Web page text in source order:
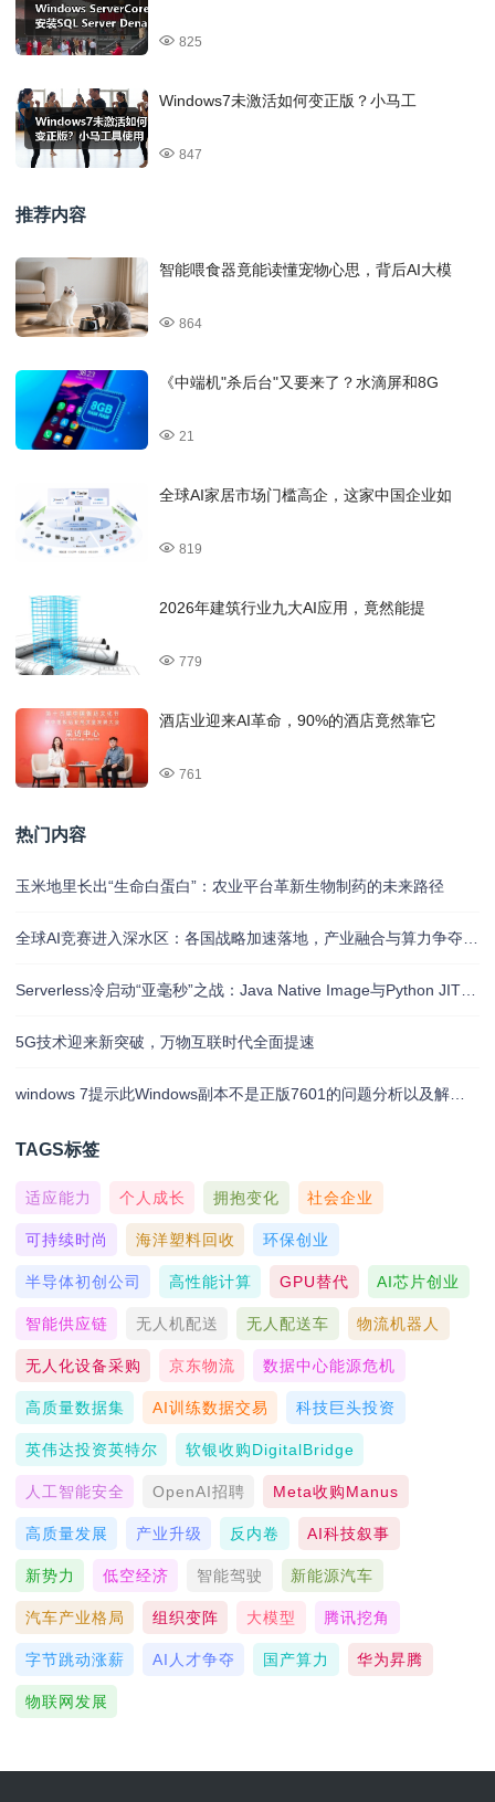
825
Windows7未激活如何变正版？小马工
847
推荐内容
智能喂食器竟能读懂宠物心思，背后AI大模
864
《中端机"杀后台"又要来了？水滴屏和8G
21
全球AI家居市场门槛高企，这家中国企业如
819
2026年建筑行业九大AI应用，竟然能提
779
酒店业迎来AI革命，90%的酒店竟然靠它
761
热门内容
玉米地里长出“生命白蛋白”：农业平台革新生物制药的未来路径
5G技术迎来新突破，万物互联时代全面提速
TAGS标签
适应能力 个人成长 拥抱变化 社会企业
可持续时尚 海洋塑料回收 环保创业
半导体初创公司 高性能计算 GPU替代 AI芯片创业
智能供应链 无人机配送 无人配送车 物流机器人
无人化设备采购 京东物流 数据中心能源危机
高质量数据集 AI训练数据交易 科技巨头投资
英伟达投资英特尔 软银收购DigitalBridge
人工智能安全 OpenAI招聘 Meta收购Manus
高质量发展 产业升级 反内卷 AI科技叙事
新势力 低空经济 智能驾驶 新能源汽车
汽车产业格局 组织变阵 大模型 腾讯挖角
字节跳动涨薪 AI人才争夺 国产算力 华为昇腾
物联网发展